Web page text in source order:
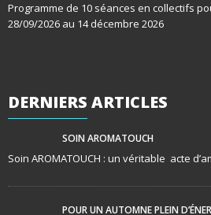
Programme de 10 séances en collectifs
28/09/2026 au 14 décembre 2026
DERNIERS ARTICLES
SOIN AROMATOUCH
Soin AROMATOUCH : un véritable acte
POUR UN AUTOMNE PLEIN